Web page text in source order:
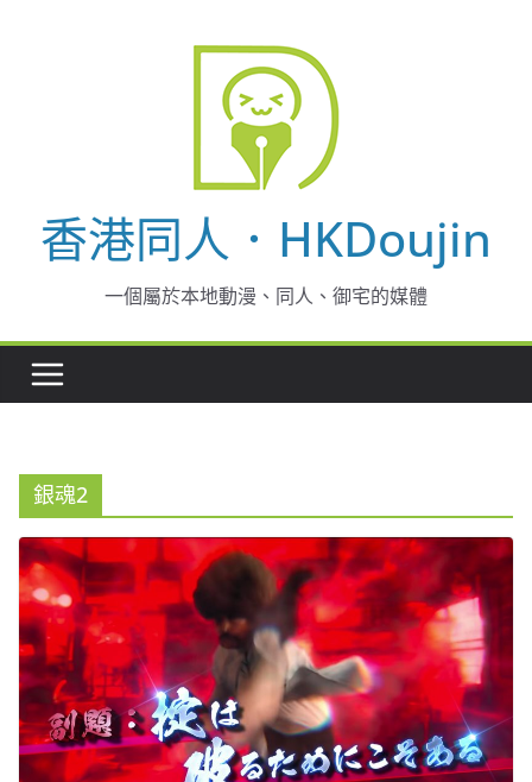
香港同人．HKDoujin
一個屬於本地動漫、同人、御宅的媒體
銀魂2